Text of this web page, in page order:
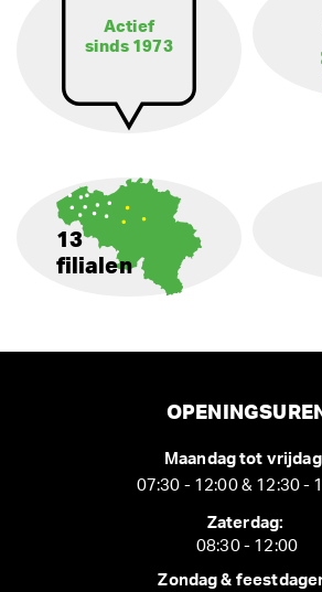
Actief
sinds 1973
13
filialen
OPENINGSUREN
Maandag tot
07:30 - 12:00 & 12:30 -
Zaterdag:
08:30 - 12:00
Zondag &